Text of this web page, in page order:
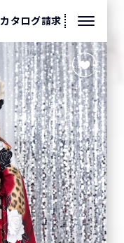
カタログ請求